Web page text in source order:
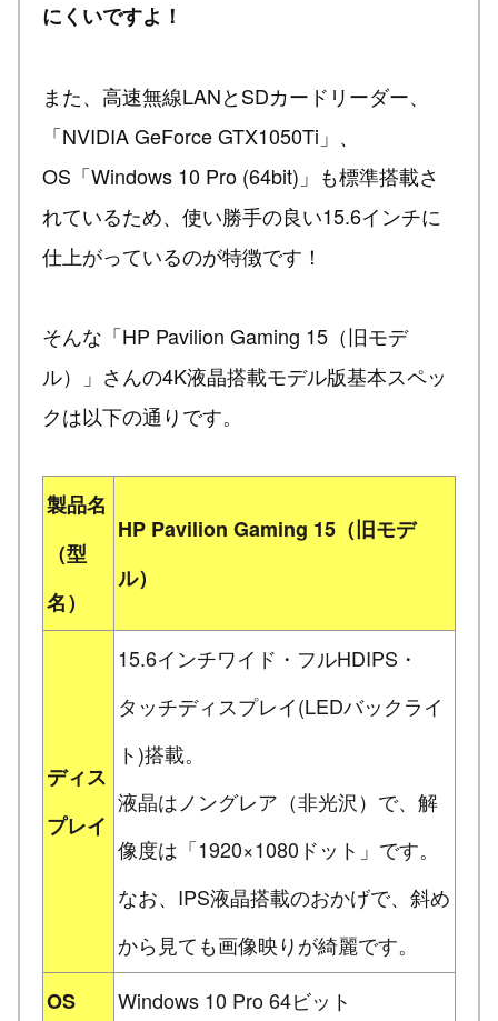
にくいですよ！
また、高速無線LANとSDカードリーダー、
「NVIDIA GeForce GTX1050Ti」、
OS「Windows 10 Pro (64bit)」も標準搭載さ
れているため、使い勝手の良い15.6インチに
仕上がっているのが特徴です！
そんな「HP Pavilion Gaming 15（旧モデ
ル）」さんの4K液晶搭載モデル版基本スペッ
クは以下の通りです。
製品名
（型
名）
HP Pavilion Gaming 15（旧モデ
ル）
ディス
プレイ
15.6インチワイド・フルHDIPS・
タッチディスプレイ(LEDバックライ
ト)搭載。
液晶はノングレア（非光沢）で、解
像度は「1920×1080ドット」です。
なお、IPS液晶搭載のおかげで、斜め
から見ても画像映りが綺麗です。
OS
Windows 10 Pro 64ビット